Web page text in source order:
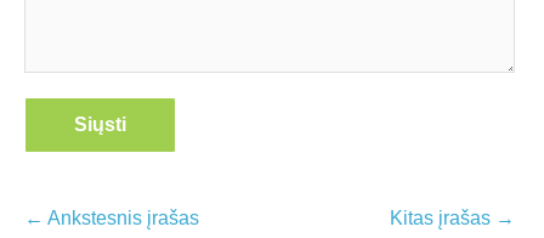
Post
← Ankstesnis įrašas Kitas įrašas →